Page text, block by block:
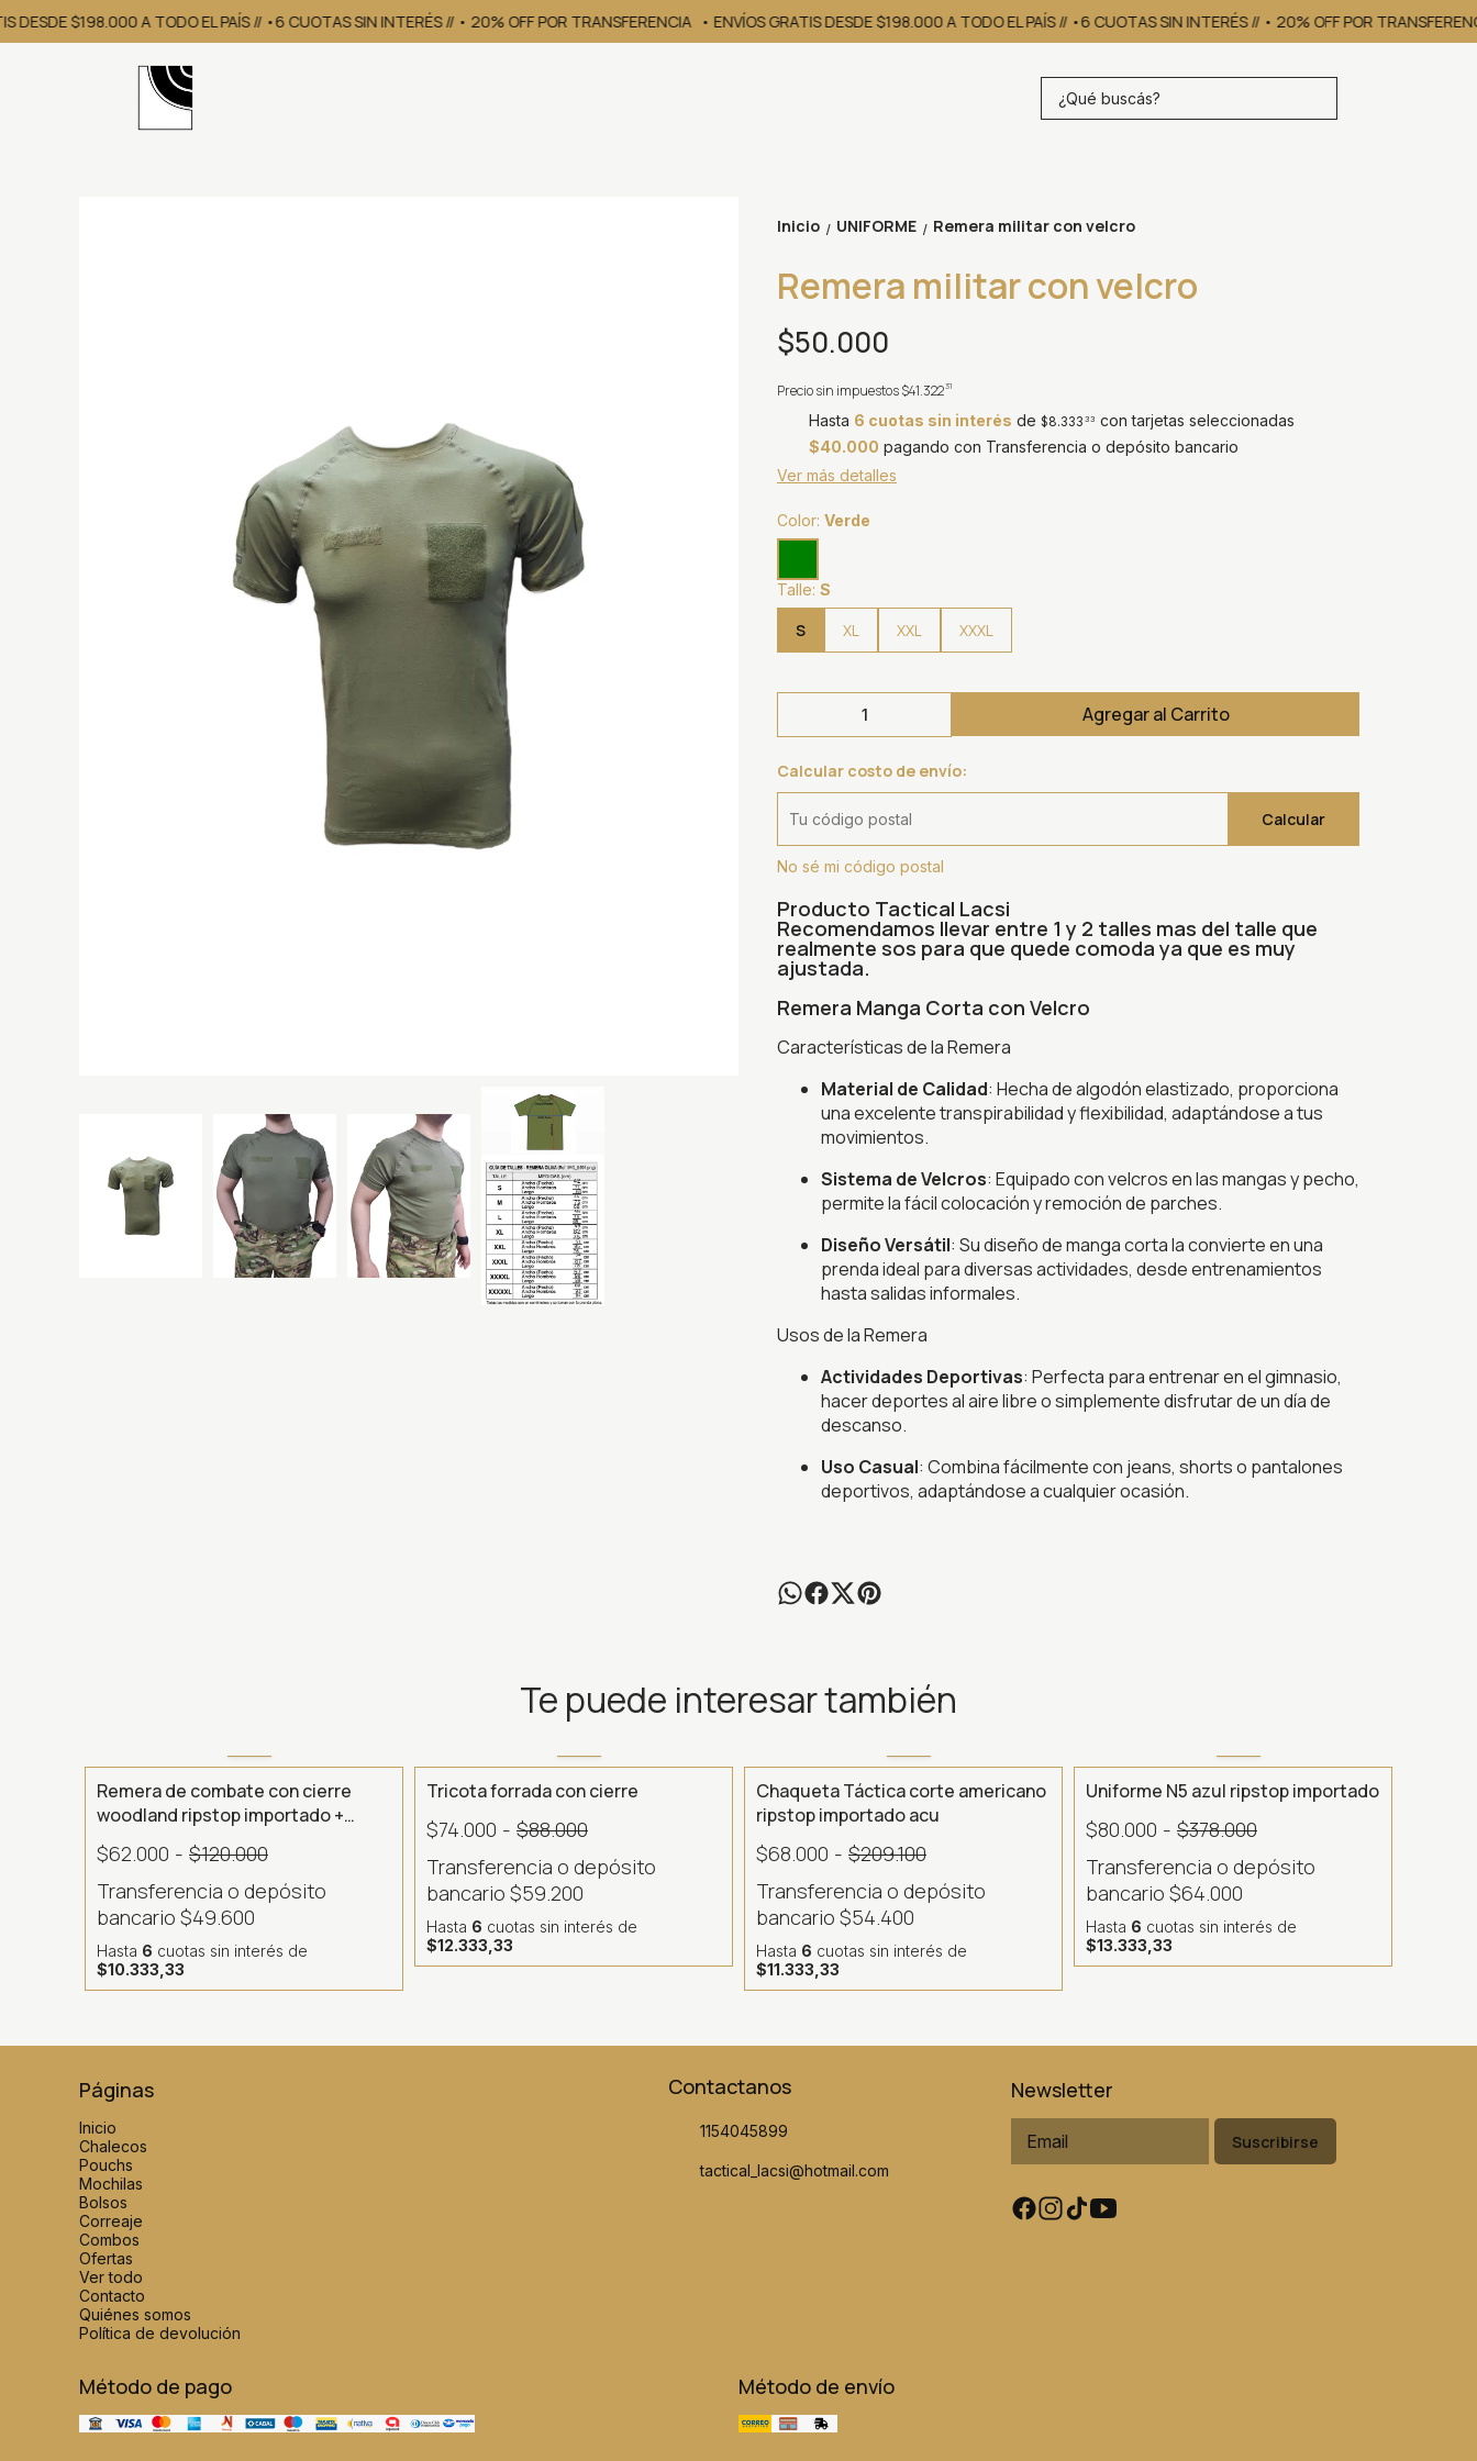
$198.000 A TODO EL PAÍS // •6 CUOTAS SIN INTERÉS // • 20% OFF POR TRANSFERENCIA • ENVÍOS GRATIS DESDE $198.000 A TODO EL PAÍS // •6 CUOTAS SIN INTERÉS // • 20% OFF POR
Inicio / UNIFORME / Remera militar con velcro
Remera militar con velcro
$50.000
Precio sin impuestos$41.32231
Hasta 6 cuotas sin interés de $8.333 33 con tarjetas seleccionadas
$40.000 pagando con Transferencia o depósito bancario
Ver más detalles
Color: Verde
Talle: S
S XL XXL XXXL
Agregar al Carrito
Calcular costo de envío:
Calcular
No sé mi código postal
Producto Tactical Lacsi
Recomendamos llevar entre 1 y 2 talles mas del talle que
realmente sos para que quede comoda ya que es muy
ajustada.
Remera Manga Corta con Velcro
Características de la Remera
Material de Calidad: Hecha de algodón elastizado, proporciona
una excelente transpirabilidad y flexibilidad, adaptándose a tus
movimientos.
Sistema de Velcros: Equipado con velcros en las mangas y pecho,
permite la fácil colocación y remoción de parches.
Diseño Versátil: Su diseño de manga corta la convierte en una
prenda ideal para diversas actividades, desde entrenamientos
hasta salidas informales.
Usos de la Remera
Actividades Deportivas: Perfecta para entrenar en el gimnasio,
hacer deportes al aire libre o simplemente disfrutar de un día de
descanso.
Uso Casual: Combina fácilmente con jeans, shorts o pantalones
deportivos, adaptándose a cualquier ocasión.
Te puede interesar también
- 48 %
Remera de combate con cierre
woodland ripstop importado +
bonnie regalo
$62.000 - $120.000
Transferencia o depósito
bancario $49.600
Hasta 6 cuotas sin interés de
$10.333,33
Tricota forrada con cierre
$74.000 - $88.000
Transferencia o depósito
bancario $59.200
Hasta 6 cuotas sin interés de
$12.333,33
- 67 %
Chaqueta Táctica corte americano
ripstop importado acu
$68.000 - $209.100
Transferencia o depósito
bancario $54.400
Hasta 6 cuotas sin interés de
$11.333,33
- 78 %
Uniforme N5 azul ripstop importado
$80.000 - $378.000
Transferencia o depósito
bancario $64.000
Hasta 6 cuotas sin interés de
$13.333,33
Páginas
Inicio
Chalecos
Pouchs
Mochilas
Bolsos
Correaje
Combos
Ofertas
Ver todo
Contacto
Quiénes somos
Política de devolución
Contactanos
1154045899
tactical_lacsi@hotmail.com
Newsletter
Suscribirse
Método de pago Método de envío